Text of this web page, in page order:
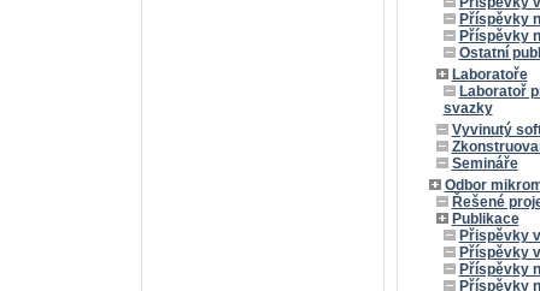
Příspěvky
Příspěvky
Ostatní
Laboratoře
Laboratoř
svazky
Vyvinutý
Semináře
Odbor
Řešené
Publikace
Přispěvky
Příspěvky
Příspěvky
Příspěvky